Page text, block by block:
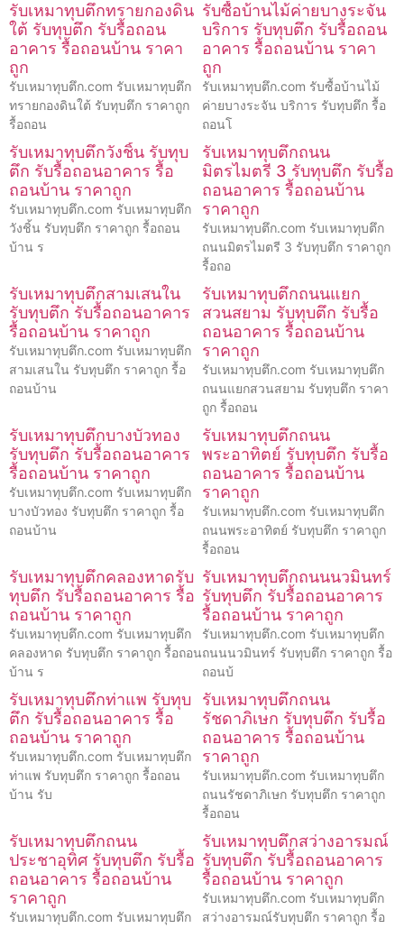
รับเหมาทุบตึกทรายกองดิน
ใต้ รับทุบตึก รับรื้อถอน
อาคาร รื้อถอนบ้าน ราคา
ถูก
รับเหมาทุบตึก.com รับเหมาทุบตึก
ทรายกองดินใต้ รับทุบตึก ราคาถูก
รื้อถอน
รับซื้อบ้านไม้ค่ายบางระจัน
บริการ รับทุบตึก รับรื้อถอน
อาคาร รื้อถอนบ้าน ราคา
ถูก
รับเหมาทุบตึก.com รับซื้อบ้านไม้
ค่ายบางระจัน บริการ รับทุบตึก รื้อ
ถอนโ
รับเหมาทุบตึกวังชิ้น รับทุบ
ตึก รับรื้อถอนอาคาร รื้อ
ถอนบ้าน ราคาถูก
รับเหมาทุบตึก.com รับเหมาทุบตึก
วังชิ้น รับทุบตึก ราคาถูก รื้อถอน
บ้าน ร
รับเหมาทุบตึกถนน
มิตรไมตรี 3 รับทุบตึก รับรื้อ
ถอนอาคาร รื้อถอนบ้าน
ราคาถูก
รับเหมาทุบตึก.com รับเหมาทุบตึก
ถนนมิตรไมตรี 3 รับทุบตึก ราคาถูก
รื้อถอ
รับเหมาทุบตึกสามเสนใน
รับทุบตึก รับรื้อถอนอาคาร
รื้อถอนบ้าน ราคาถูก
รับเหมาทุบตึก.com รับเหมาทุบตึก
สามเสนใน รับทุบตึก ราคาถูก รื้อ
ถอนบ้าน
รับเหมาทุบตึกถนนแยก
สวนสยาม รับทุบตึก รับรื้อ
ถอนอาคาร รื้อถอนบ้าน
ราคาถูก
รับเหมาทุบตึก.com รับเหมาทุบตึก
ถนนแยกสวนสยาม รับทุบตึก ราคา
ถูก รื้อถอน
รับเหมาทุบตึกบางบัวทอง
รับทุบตึก รับรื้อถอนอาคาร
รื้อถอนบ้าน ราคาถูก
รับเหมาทุบตึก.com รับเหมาทุบตึก
บางบัวทอง รับทุบตึก ราคาถูก รื้อ
ถอนบ้าน
รับเหมาทุบตึกถนน
พระอาทิตย์ รับทุบตึก รับรื้อ
ถอนอาคาร รื้อถอนบ้าน
ราคาถูก
รับเหมาทุบตึก.com รับเหมาทุบตึก
ถนนพระอาทิตย์ รับทุบตึก ราคาถูก
รื้อถอน
รับเหมาทุบตึกคลองหาดรับ
ทุบตึก รับรื้อถอนอาคาร รื้อ
ถอนบ้าน ราคาถูก
รับเหมาทุบตึก.com รับเหมาทุบตึก
คลองหาด รับทุบตึก ราคาถูก รื้อถอน
บ้าน ร
รับเหมาทุบตึกถนนนวมินทร์
รับทุบตึก รับรื้อถอนอาคาร
รื้อถอนบ้าน ราคาถูก
รับเหมาทุบตึก.com รับเหมาทุบตึก
ถนนนวมินทร์ รับทุบตึก ราคาถูก รื้อ
ถอนบ้
รับเหมาทุบตึกท่าแพ รับทุบ
ตึก รับรื้อถอนอาคาร รื้อ
ถอนบ้าน ราคาถูก
รับเหมาทุบตึก.com รับเหมาทุบตึก
ท่าแพ รับทุบตึก ราคาถูก รื้อถอน
บ้าน รับ
รับเหมาทุบตึกถนน
รัชดาภิเษก รับทุบตึก รับรื้อ
ถอนอาคาร รื้อถอนบ้าน
ราคาถูก
รับเหมาทุบตึก.com รับเหมาทุบตึก
ถนนรัชดาภิเษก รับทุบตึก ราคาถูก
รื้อถอน
รับเหมาทุบตึกถนน
ประชาอุทิศ รับทุบตึก รับรื้อ
ถอนอาคาร รื้อถอนบ้าน
ราคาถูก
รับเหมาทุบตึก.com รับเหมาทุบตึก
รับเหมาทุบตึกสว่างอารมณ์
รับทุบตึก รับรื้อถอนอาคาร
รื้อถอนบ้าน ราคาถูก
รับเหมาทุบตึก.com รับเหมาทุบตึก
สว่างอารมณ์รับทุบตึก ราคาถูก รื้อ